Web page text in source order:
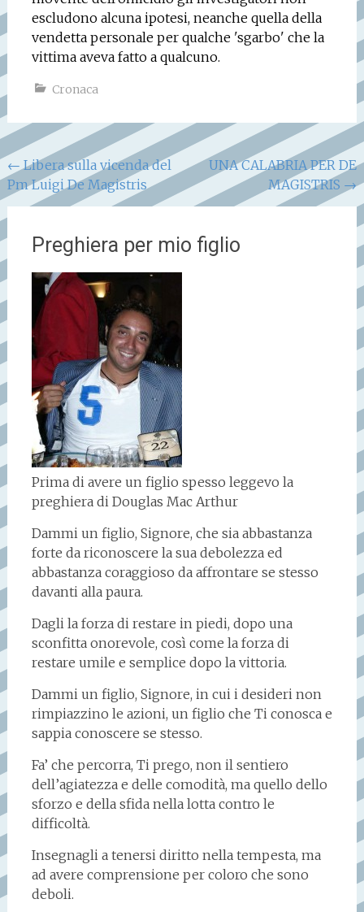
escludono alcuna ipotesi, neanche quella della
vendetta personale per qualche 'sgarbo' che la
vittima aveva fatto a qualcuno.
Cronaca
Navigazione
articoli
←Libera sulla vicenda del
Pm Luigi De Magistris
UNA CALABRIA PER DE
MAGISTRIS →
Preghiera per mio figlio
Prima di avere un figlio spesso leggevo la
preghiera di Douglas Mac Arthur
Dammi un figlio, Signore, che sia abbastanza
forte da riconoscere la sua debolezza ed
abbastanza coraggioso da affrontare se stesso
davanti alla paura.
Dagli la forza di restare in piedi, dopo una
sconfitta onorevole, così come la forza di
restare umile e semplice dopo la vittoria.
Dammi un figlio, Signore, in cui i desideri non
rimpiazzino le azioni, un figlio che Ti conosca e
sappia conoscere se stesso.
Fa’ che percorra, Ti prego, non il sentiero
dell’agiatezza e delle comodità, ma quello dello
sforzo e della sfida nella lotta contro le
difficoltà.
Insegnagli a tenersi diritto nella tempesta, ma
ad avere comprensione per coloro che sono
deboli.